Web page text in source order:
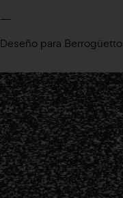
—
Deseño para Berrogüetto